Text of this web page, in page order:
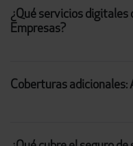
¿Qué servicios digitales
Empresas?
Coberturas adicionales: